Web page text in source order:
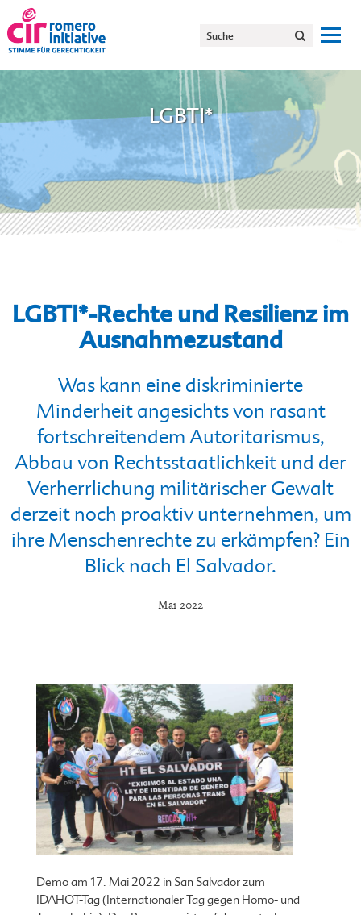
LGBTI*
LGBTI*-Rechte und Resilienz im
Ausnahmezustand
Was kann eine diskriminierte
Minderheit angesichts von rasant
fortschreitendem Autoritarismus,
Abbau von Rechtsstaatlichkeit und der
Verherrlichung militärischer Gewalt
derzeit noch proaktiv unternehmen, um
ihre Menschenrechte zu erkämpfen? Ein
Blick nach El Salvador.
Mai 2022
Demo am 17. Mai 2022 in San Salvador zum
IDAHOT-Tag (Internationaler Tag gegen Homo- und